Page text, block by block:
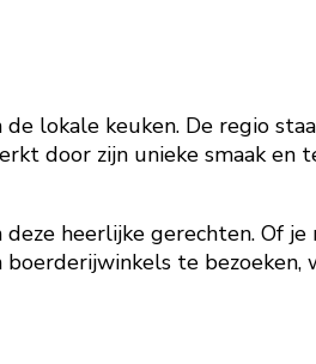
lokale keuken. De regio
door zijn unieke smaak
heerlijke gerechten. Of
te